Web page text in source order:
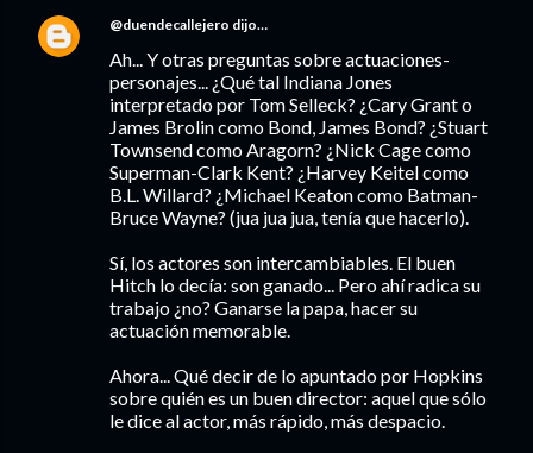
@duendecallejero dijo…
Ah... Y otras preguntas sobre actuaciones-
personajes... ¿Qué tal Indiana Jones
interpretado por Tom Selleck? ¿Cary Grant o
James Brolin como Bond, James Bond? ¿Stuart
Townsend como Aragorn? ¿Nick Cage como
Superman-Clark Kent? ¿Harvey Keitel como
B.L. Willard? ¿Michael Keaton como Batman-
Bruce Wayne? (jua jua jua, tenía que hacerlo).
Sí, los actores son intercambiables. El buen
Hitch lo decía: son ganado... Pero ahí radica su
trabajo ¿no? Ganarse la papa, hacer su
actuación memorable.
Ahora... Qué decir de lo apuntado por Hopkins
sobre quién es un buen director: aquel que sólo
le dice al actor, más rápido, más despacio.